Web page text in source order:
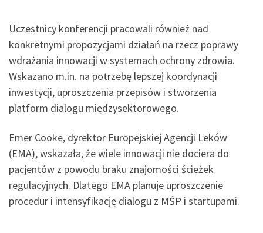
Uczestnicy konferencji pracowali również nad
konkretnymi propozycjami działań na rzecz poprawy
wdrażania innowacji w systemach ochrony zdrowia.
Wskazano m.in. na potrzebę lepszej koordynacji
inwestycji, uproszczenia przepisów i stworzenia
platform dialogu międzysektorowego.
Emer Cooke, dyrektor Europejskiej Agencji Leków
(EMA), wskazała, że wiele innowacji nie dociera do
pacjentów z powodu braku znajomości ścieżek
regulacyjnych. Dlatego EMA planuje uproszczenie
procedur i intensyfikację dialogu z MŚP i startupami.